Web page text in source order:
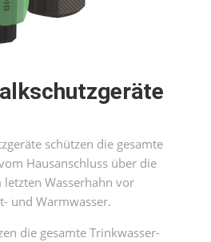
schützen die gesamte
Hausanschluss über die
Wasserhahn vor
und Warmwasser.
die gesamte Trinkwasser-